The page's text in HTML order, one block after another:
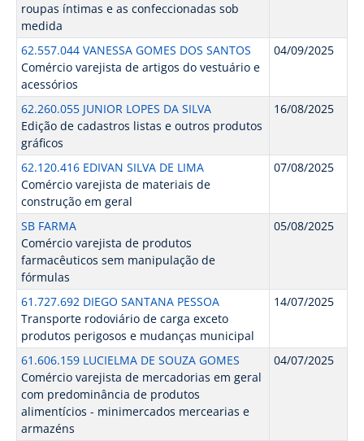
roupas íntimas e as confeccionadas sob
medida
62.557.044 VANESSA GOMES DOS SANTOS
Comércio varejista de artigos do vestuário e
acessórios
04/09/2025
62.260.055 JUNIOR LOPES DA SILVA
Edição de cadastros listas e outros produtos
gráficos
16/08/2025
62.120.416 EDIVAN SILVA DE LIMA
Comércio varejista de materiais de
construção em geral
07/08/2025
SB FARMA
Comércio varejista de produtos
farmacêuticos sem manipulação de
fórmulas
05/08/2025
61.727.692 DIEGO SANTANA PESSOA
Transporte rodoviário de carga exceto
produtos perigosos e mudanças municipal
14/07/2025
61.606.159 LUCIELMA DE SOUZA GOMES
Comércio varejista de mercadorias em geral
com predominância de produtos
alimentícios - minimercados mercearias e
armazéns
04/07/2025